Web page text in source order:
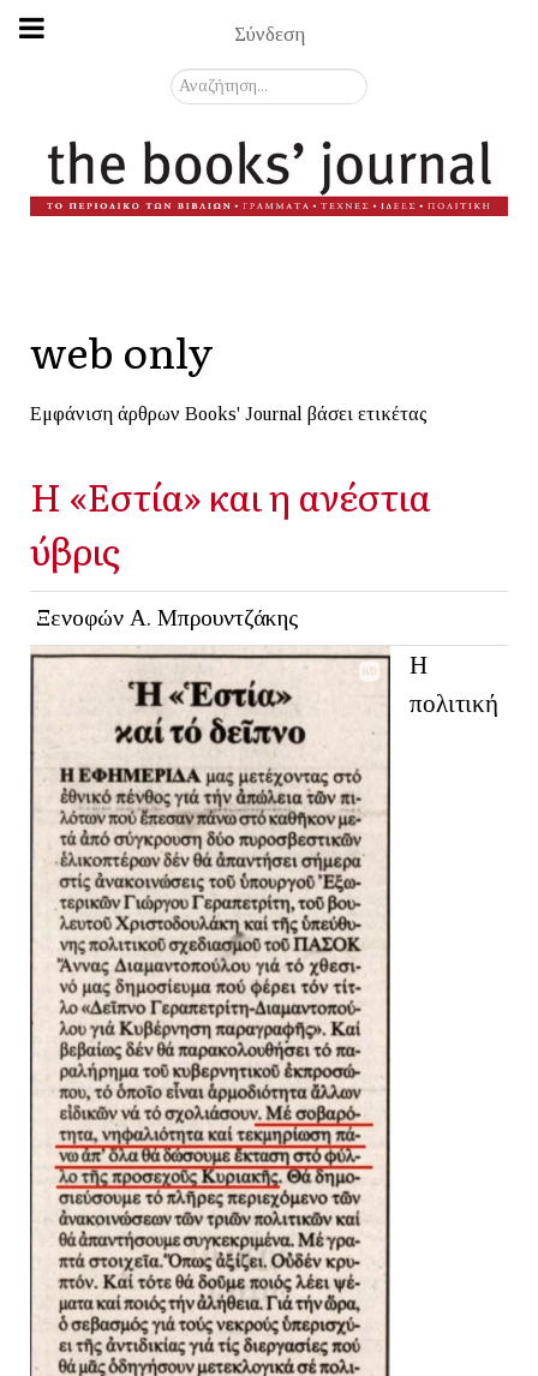
Σύνδεση
Αναζήτηση...
web only
Εμφάνιση άρθρων Books' Journal βάσει ετικέτας
Η «Εστία» και η ανέστια
ύβρις
Ξενοφών Α. Μπρουντζάκης
Η
πολιτική